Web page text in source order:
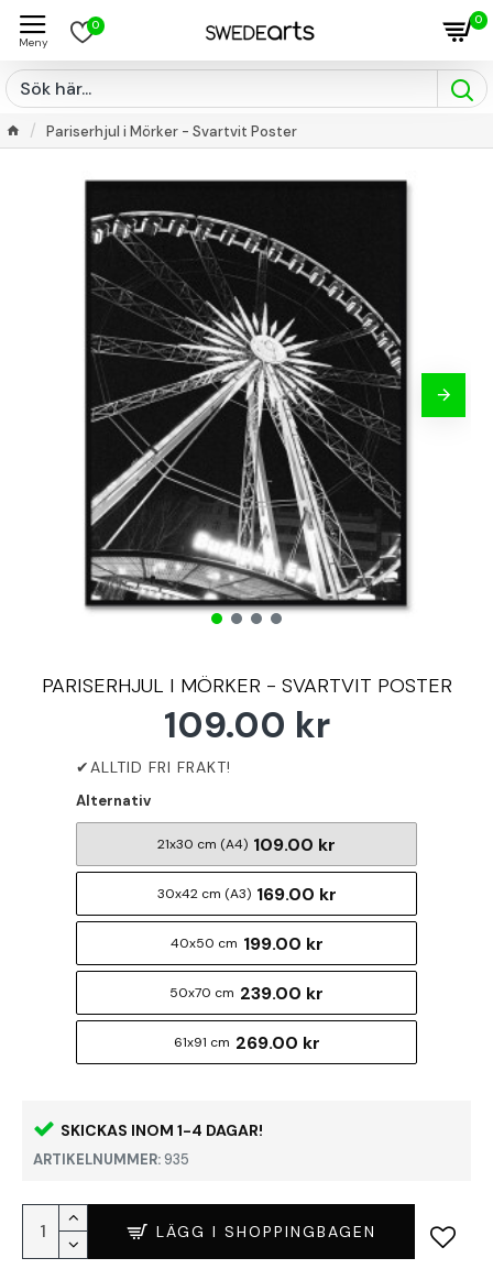
0 0
Pariserhjul i Mörker - Svartvit Poster
PARISERHJUL I MÖRKER - SVARTVIT POSTER
SKICKAS INOM 1-4 DAGAR!
ARTIKELNUMMER:935
109.00 kr
Alternativ
21x30 cm (A4) 109.00 kr
30x42 cm (A3) 169.00 kr
40x50 cm 199.00 kr
50x70 cm 239.00 kr
61x91 cm 269.00 kr
LÄGG I SHOPPINGBAGEN